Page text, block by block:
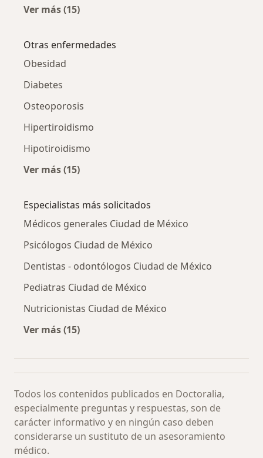
Ver más (15)
Otras enfermedades
Obesidad
Diabetes
Osteoporosis
Hipertiroidismo
Hipotiroidismo
Ver más (15)
Especialistas más solicitados
Médicos generales Ciudad de México
Psicólogos Ciudad de México
Dentistas - odontólogos Ciudad de México
Pediatras Ciudad de México
Nutricionistas Ciudad de México
Ver más (15)
Todos los contenidos publicados en Doctoralia,
especialmente preguntas y respuestas, son de
carácter informativo y en ningún caso deben
considerarse un sustituto de un asesoramiento
médico.